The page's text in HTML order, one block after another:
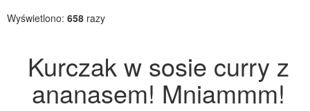
Wyświetlono: 658 razy
Kurczak w sosie curry z
ananasem! Mniammm!